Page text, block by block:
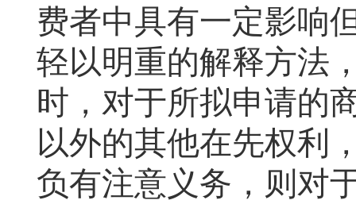
费者中具有一定影响
轻以明重的解释方法
时，对于所拟申请的
以外的其他在先权利
负有注意义务，则对